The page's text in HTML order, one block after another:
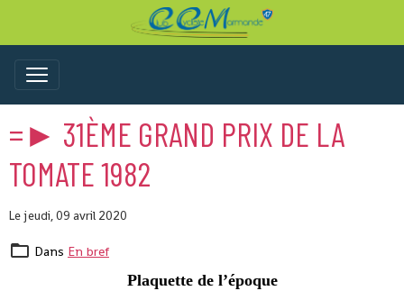
=► 31ÈME GRAND PRIX DE LA
TOMATE 1982
Le jeudi, 09 avril 2020
Dans En bref
Plaquette de l’époque